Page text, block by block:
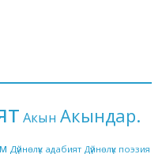
Акын Акындар.
Дүйнөлүк адабият Дүйнөлүк поэзия